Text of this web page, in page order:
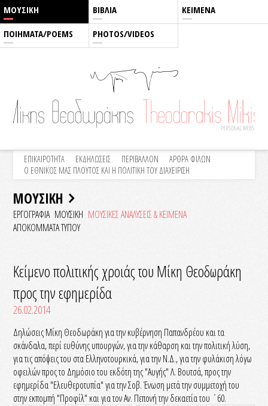
ΜΟΥΣΙΚΗ ΒΙΒΛΙΑ ΚΕΙΜΕΝΑ
ΠΟΙΗΜΑΤΑ/POEMS PHOTOS/VIDEOS
ΕΠΙΚΑΙΡΟΤΗΤΑ ΕΚΔΗΛΩΣΕΙΣ ΠΕΡΙΒΑΛΛΟΝ
ΑΡΘΡΑ ΦΙΛΩΝ
Ο ΕΘΝΙΚΟΣ ΜΑΣ ΠΛΟΥΤΟΣ ΚΑΙ Η ΠΟΛΙΤΙΚΗ ΤΟΥ ΔΙΑΧΕΙΡΙΣΗ
ΜΟΥΣΙΚΗ
ΕΡΓΟΓΡΑΦΙΑ ΜΟΥΣΙΚΗ ΜΟΥΣΙΚΕΣ ΑΝΑΛΥΣΕΙΣ & KEIMENA
ΑΠΟΚΟΜΜΑΤΑ ΤΥΠΟΥ
Κείμενο πολιτικής χροιάς του Μίκη Θεοδωράκη
προς την εφημερίδα
26.02.2014
Δηλώσεις Μίκη Θεοδωράκη για την κυβέρνηση Παπανδρέου και τα
σκάνδαλα, περί ευθύνης υπουργών, για την κάθαρση και την πολιτική λύση,
για τις απόψεις του στα Ελληνοτουρκικά, για την Ν.Δ., για την φυλάκιση λόγω
οφειλών προς το Δημόσιο του εκδότη της "Αυγής" Λ. Βουτσά, προς την
εφημερίδα "Ελευθεροτυπία" για την Σοβ. Ένωση μετά την συμμετοχή του
στην εκπομπή "Προφίλ" και για τον Αν. Πεπονή την δεκαετία του ΄60.